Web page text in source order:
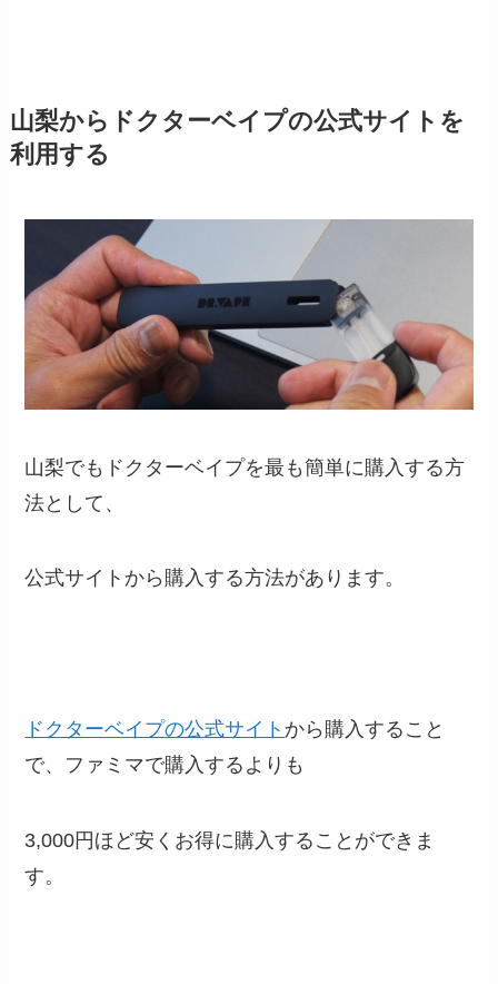
山梨からドクターベイプの公式サイトを
利用する
山梨でもドクターベイプを最も簡単に購入する方
法として、
公式サイトから購入する方法があります。
ドクターベイプの公式サイト から購入すること
で、ファミマで購入するよりも
3,000円ほど安くお得に購入することができま
す。